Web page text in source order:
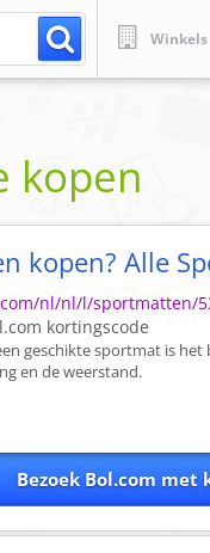
Winkels
kopen
kopen? Alle
nl/nl/l/sportmatten/
kortingscode
geschikte sportmat is
en de weerstand.
Bezoek Bol.com met